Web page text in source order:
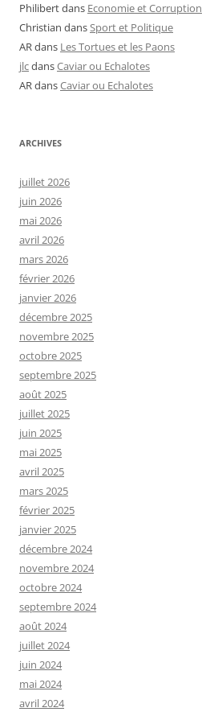
Philibertdans Economie et Corruption
Christian dansSport et Politique
ARdans Les Tortues et les Paons
jlcdansCaviar ou Echalotes
ARdansCaviar ou Echalotes
ARCHIVES
juillet 2026
juin 2026
mai 2026
avril 2026
mars 2026
février 2026
janvier 2026
décembre 2025
novembre 2025
octobre 2025
septembre 2025
août 2025
juillet 2025
juin 2025
mai 2025
avril 2025
mars 2025
février 2025
janvier 2025
décembre 2024
novembre 2024
octobre 2024
septembre 2024
août 2024
juillet 2024
juin 2024
mai 2024
avril 2024